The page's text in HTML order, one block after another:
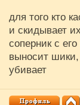
для того кто
и скидывает
соперник с
выносит шики,
убивает